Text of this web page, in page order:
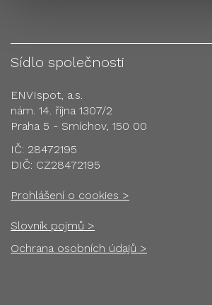
Sídlo společnosti
ENVIspot, a.s.
nám. 14. října 1307/2
Praha 5 - Smíchov, 150 00
IČ: 28472195
DIČ: CZ28472195
Prohlášení o cookies >
Slovník pojmů >
Ochrana osobních údajů >